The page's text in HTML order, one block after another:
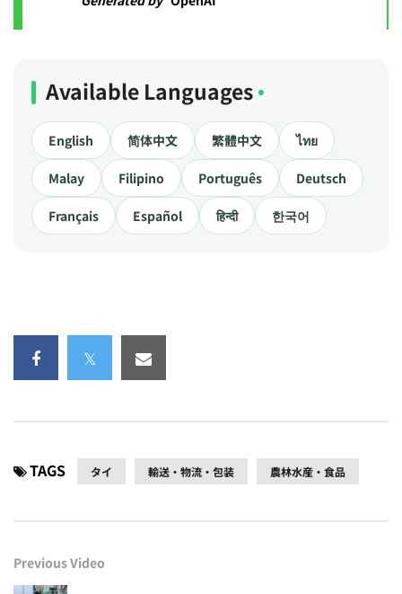
Available Languages
English 简体中文 繁體中文 ไทย
Malay Filipino Português Deutsch
Français Español हिन्दी 한국어
TAGS タイ 輸送・物流・包装 農林水産・食品
Previous Video